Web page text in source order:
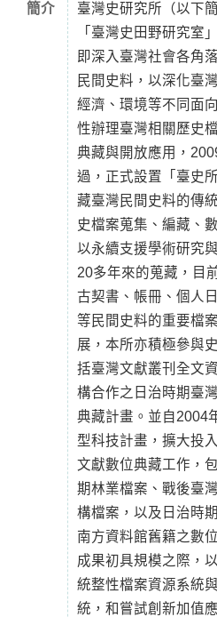
簡介
臺灣史研究所（以下
「臺灣史田野研究室
即深入臺灣社會各角
民間史料，以深化臺
經濟、環境等不同面
性辦理臺灣相關歷史
典藏與開放應用，
過，正式設置「臺史
藏臺灣民間史料的傳
史檔案蒐集、編藏、
以永續支援學術研究
20多年來的蒐藏，目
古契書、帳冊、個人
等民間史料的重要檔
展，本所亦積極參與
括臺灣文獻叢刊全文
構合作之日治時期臺
典藏計畫。並自2004
型科技計畫，擴大投
文獻數位典藏工作，
期林業檔案、戰後臺
構檔案，以及日治時
南方資料館舊籍之數
成果初具規模之際，
統整性檔案資源系統
統，和嘗試創新加值